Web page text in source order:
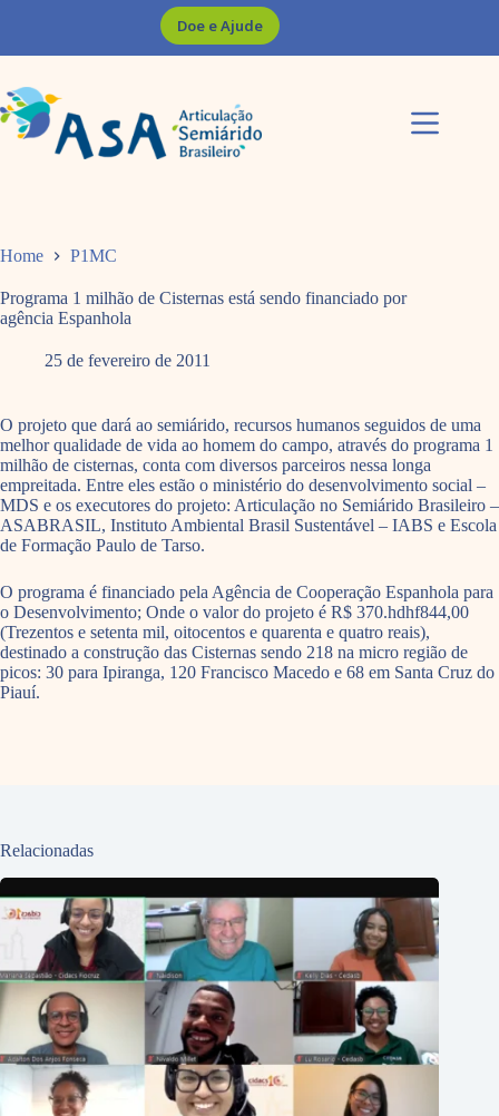
Doe e Ajude
Home P1MC
Programa 1 milhão de Cisternas está sendo financiado por
agência Espanhola
25 de fevereiro de 2011
O projeto que dará ao semiárido, recursos humanos seguidos de uma
melhor qualidade de vida ao homem do campo, através do programa 1
milhão de cisternas, conta com diversos parceiros nessa longa
empreitada. Entre eles estão o ministério do desenvolvimento social –
MDS e os executores do projeto: Articulação no Semiárido Brasileiro –
ASABRASIL, Instituto Ambiental Brasil Sustentável – IABS e Escola
de Formação Paulo de Tarso.
O programa é financiado pela Agência de Cooperação Espanhola para
o Desenvolvimento; Onde o valor do projeto é R$ 370.hdhf844,00
(Trezentos e setenta mil, oitocentos e quarenta e quatro reais),
destinado a construção das Cisternas sendo 218 na micro região de
picos: 30 para Ipiranga, 120 Francisco Macedo e 68 em Santa Cruz do
Piauí.
Relacionadas